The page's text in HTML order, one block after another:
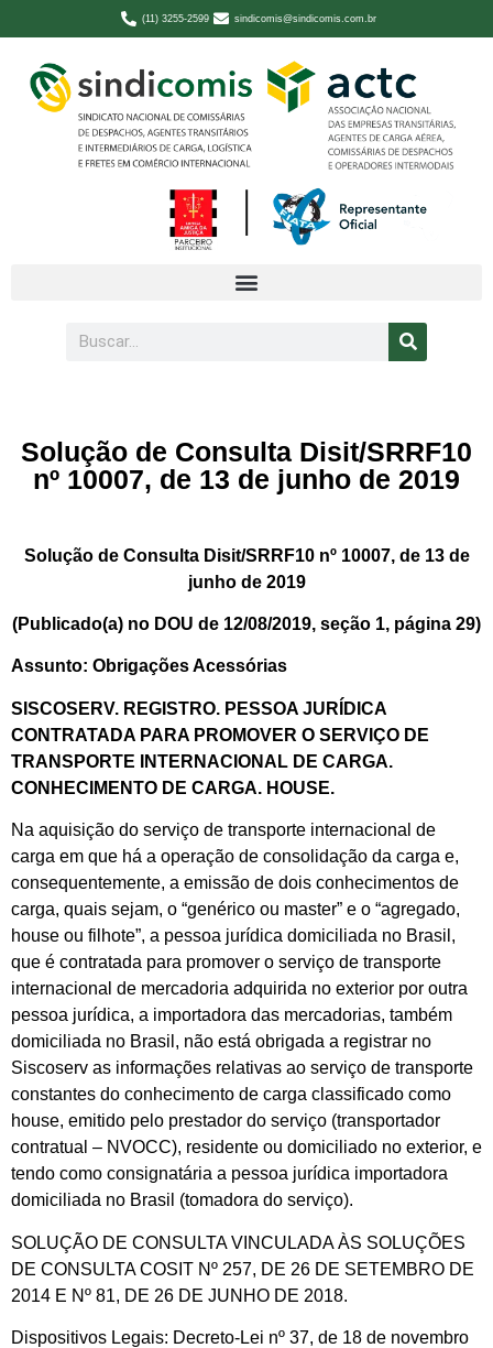
(11) 3255-2599 sindicomis@sindicomis.com.br
Solução de Consulta Disit/SRRF10
nº 10007, de 13 de junho de 2019
Solução de Consulta Disit/SRRF10 nº 10007, de 13 de
junho de 2019
(Publicado(a) no DOU de 12/08/2019, seção 1, página 29)
Assunto: Obrigações Acessórias
SISCOSERV. REGISTRO. PESSOA JURÍDICA
CONTRATADA PARA PROMOVER O SERVIÇO DE
TRANSPORTE INTERNACIONAL DE CARGA.
CONHECIMENTO DE CARGA. HOUSE.
Na aquisição do serviço de transporte internacional de
carga em que há a operação de consolidação da carga e,
consequentemente, a emissão de dois conhecimentos de
carga, quais sejam, o “genérico ou master” e o “agregado,
house ou filhote”, a pessoa jurídica domiciliada no Brasil,
que é contratada para promover o serviço de transporte
internacional de mercadoria adquirida no exterior por outra
pessoa jurídica, a importadora das mercadorias, também
domiciliada no Brasil, não está obrigada a registrar no
Siscoserv as informações relativas ao serviço de transporte
constantes do conhecimento de carga classificado como
house, emitido pelo prestador do serviço (transportador
contratual – NVOCC), residente ou domiciliado no exterior, e
tendo como consignatária a pessoa jurídica importadora
domiciliada no Brasil (tomadora do serviço).
SOLUÇÃO DE CONSULTA VINCULADA ÀS SOLUÇÕES
DE CONSULTA COSIT Nº 257, DE 26 DE SETEMBRO DE
2014 E Nº 81, DE 26 DE JUNHO DE 2018.
Dispositivos Legais: Decreto-Lei nº 37, de 18 de novembro